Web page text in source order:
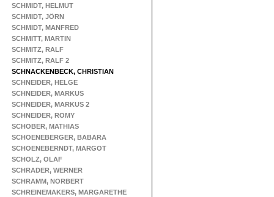
SCHMIDT, HELMUT
SCHMIDT, JÖRN
SCHMIDT, MANFRED
SCHMITT, MARTIN
SCHMITZ, RALF
SCHMITZ, RALF 2
SCHNACKENBECK, CHRISTIAN
SCHNEIDER, HELGE
SCHNEIDER, MARKUS
SCHNEIDER, MARKUS 2
SCHNEIDER, ROMY
SCHOBER, MATHIAS
SCHOENEBERGER, BABARA
SCHOENEBERNDT, MARGOT
SCHOLZ, OLAF
SCHRADER, WERNER
SCHRAMM, NORBERT
SCHREINEMAKERS, MARGARETHE